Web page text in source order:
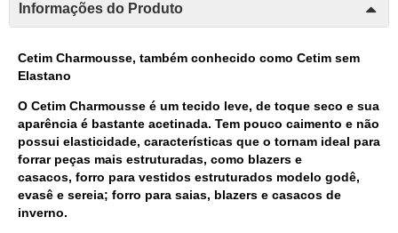
Informações do Produto
Cetim Charmousse, também conhecido como Cetim sem
Elastano
O Cetim Charmousse é um tecido leve, de toque seco e sua
aparência é bastante acetinada. Tem pouco caimento e não
possui elasticidade, características que o tornam ideal para
forrar peças mais estruturadas, como blazers e
casacos, forro para vestidos estruturados modelo godê,
evasê e sereia; forro para saias, blazers e casacos de
inverno.